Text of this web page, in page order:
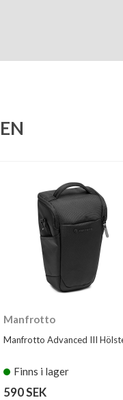
Manfrotto
Manfrotto Advanced III
Finns i lager
590 SEK